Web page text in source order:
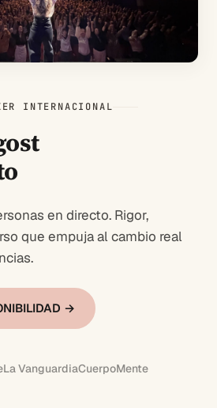
INTERNACIONAL
en directo. Rigor,
que empuja al cambio real
→
La VanguardiaCuerpoMente